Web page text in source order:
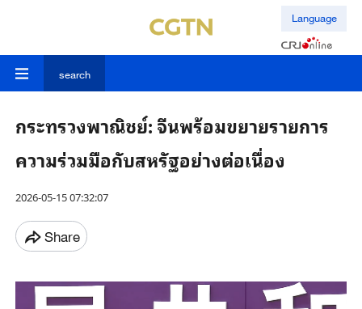
Language
search
กระทรวงพาณิชย์: จีนพร้อมขยายรายการ
ความร่วมมือกับสหรัฐอย่างต่อเนื่อง
2026-05-15 07:32:07
Share